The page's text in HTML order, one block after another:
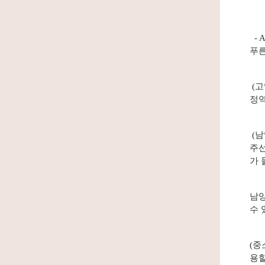
-
푸
(
정
(
주
가
남
수
(중
용